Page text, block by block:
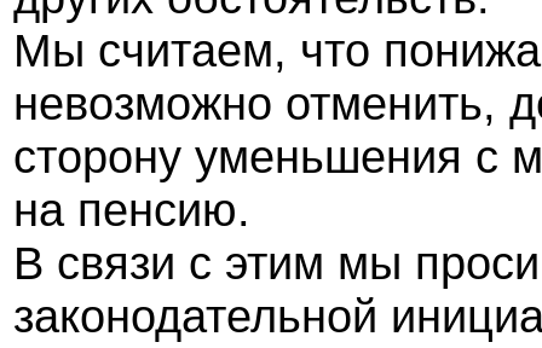
Мы считаем, что
невозможно отменить,
сторону уменьшения с
на пенсию.
В связи с этим мы
законодательной